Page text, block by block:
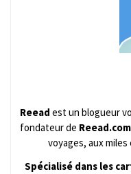
Reead est un blogueur
fondateur de Reead.com
voyages, aux
Spécialisé dans les